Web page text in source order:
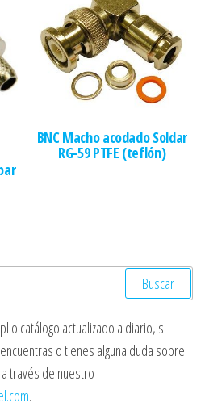
BNC Macho acodado Soldar
RG-59 PTFE (teflón)
catálogo actualizado a diario, si
o tienes alguna duda sobre
través de nuestro
.